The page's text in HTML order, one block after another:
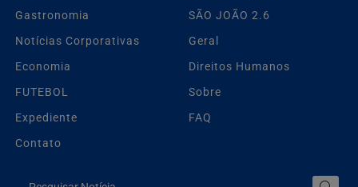
Gastronomia
SÃO JOÃO 2.6
Notícias Corporativas
Geral
Economia
Direitos Humanos
FUTEBOL
Sobre
Expediente
FAQ
Contato